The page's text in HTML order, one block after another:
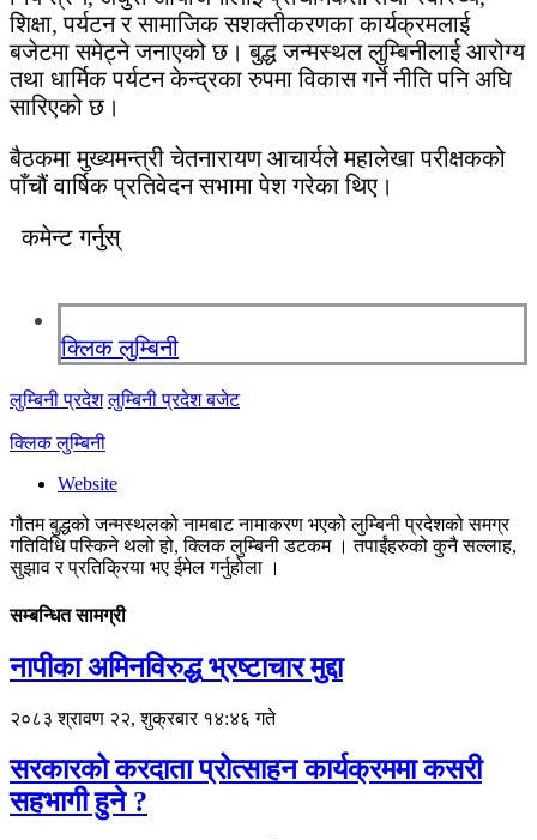
शिक्षा, पर्यटन र सामाजिक सशक्तीकरणका कार्यक्रमलाई
बजेटमा समेट्ने जनाएको छ। बुद्ध जन्मस्थल लुम्बिनीलाई आरोग्य
तथा धार्मिक पर्यटन केन्द्रका रुपमा विकास गर्ने नीति पनि अघि
सारिएको छ।
बैठकमा मुख्यमन्त्री चेतनारायण आचार्यले महालेखा परीक्षकको
पाँचौं वार्षिक प्रतिवेदन सभामा पेश गरेका थिए।
कमेन्ट गर्नुस्
क्लिक लुम्बिनी
लुम्बिनी प्रदेश लुम्बिनी प्रदेश बजेट
क्लिक लुम्बिनी
Website
गौतम बुद्धको जन्मस्थलको नामबाट नामाकरण भएको लुम्बिनी प्रदेशको समग्र
गतिविधि पस्किने थलो हो, क्लिक लुम्बिनी डटकम । तपाईंहरुको कुनै सल्लाह,
सुझाव र प्रतिक्रिया भए ईमेल गर्नुहोला ।
सम्बन्धित सामग्री
नापीका अमिनविरुद्ध भ्रष्टाचार मुद्दा
२०८३ श्रावण २२, शुक्रबार १४:४६ गते
सरकारको करदाता प्रोत्साहन कार्यक्रममा कसरी
सहभागी हुने ?